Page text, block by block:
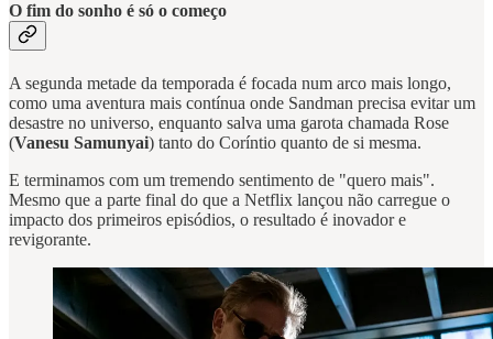
O fim do sonho é só o começo
A segunda metade da temporada é focada num arco mais longo,
como uma aventura mais contínua onde Sandman precisa evitar um
desastre no universo, enquanto salva uma garota chamada Rose
(Vanesu Samunyai) tanto do Coríntio quanto de si mesma.
E terminamos com um tremendo sentimento de "quero mais".
Mesmo que a parte final do que a Netflix lançou não carregue o
impacto dos primeiros episódios, o resultado é inovador e
revigorante.